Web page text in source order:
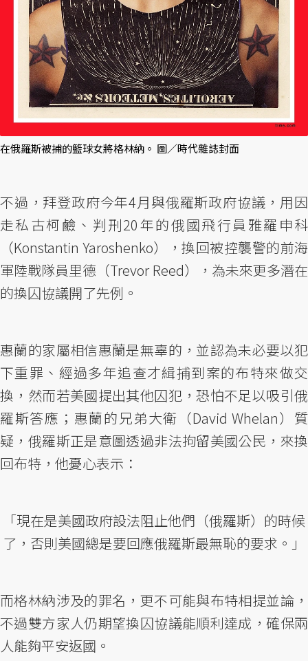
在俄羅斯被捕的籃球女將格林納。 圖／時代雜誌封面
不過，拜登政府今年4月與俄羅斯政府協議，用因
走私古柯鹼、判刑20年的俄國飛行員雅羅申科
（Konstantin Yaroshenko），換回被控襲警的前海
軍陸戰隊員里德（Trevor Reed），為未來更多潛在
的換囚協議開了先例。
惠蘭的家屬相信惠蘭是無辜的，並認為未必要以犯
下重罪、經過多年追查才緝捕到案的布特來做交
換，然而若美國提出其他囚犯，恐怕不足以吸引俄
羅斯答應；惠蘭的兄弟大衛（David Whelan）質
疑，俄羅斯正是意圖透過非法拘留美國公民，來換
回布特，他憂心表示：
「現在是美國政府設法阻止他們（俄羅斯）的時候
了，否則美國總是要回應俄羅斯最無恥的要求。」
而格林納涉及的罪名，更不可能與布特相提並論，
不過雙方家人仍期望換囚協議能順利達成，確保兩
人能夠平安返國。